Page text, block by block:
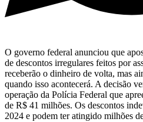
O governo federal anunciou que
de descontos irregulares feitos por
receberão o dinheiro de volta, mas
quando isso acontecerá. A decisão
operação da Polícia Federal que
de R$ 41 milhões. Os descontos
2024 e podem ter atingido milhões